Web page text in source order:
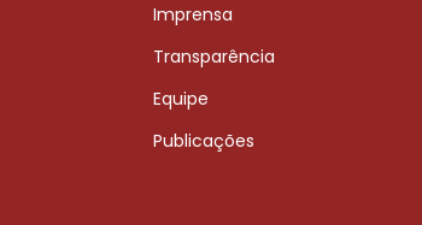
Imprensa
Transparência
Equipe
Publicações